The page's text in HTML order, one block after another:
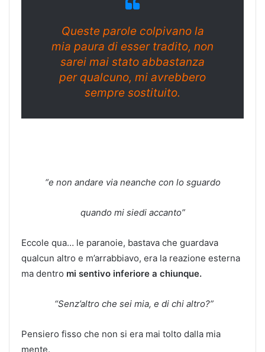
Queste parole colpivano la
mia paura di esser tradito, non
sarei mai stato abbastanza
per qualcuno, mi avrebbero
sempre sostituito.
“e non andare via neanche con lo sguardo
quando mi siedi accanto”
Eccole qua… le paranoie, bastava che guardava
qualcun altro e m’arrabbiavo, era la reazione esterna
ma dentro mi sentivo inferiore a chiunque.
“Senz’altro che sei mia, e di chi altro?”
Pensiero fisso che non si era mai tolto dalla mia
mente.